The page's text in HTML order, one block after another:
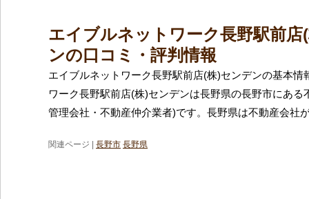
エイブルネットワーク長野駅前店
ンの口コミ・評判情報
エイブルネットワーク長野駅前店(株)センデンの基本情
ワーク長野駅前店(株)センデンは長野県の長野市にある
管理会社・不動産仲介業者)です。長野県は不動産会社
関連ページ | 長野市 長野県